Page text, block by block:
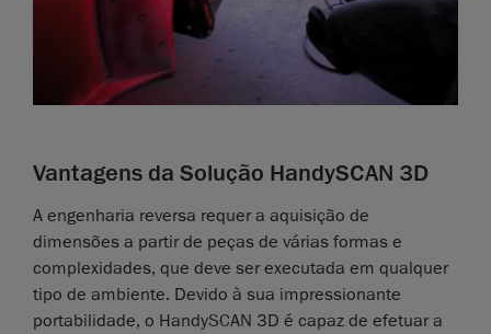
Vantagens da Solução HandySCAN 3D
A engenharia reversa requer a aquisição de
dimensões a partir de peças de várias formas e
complexidades, que deve ser executada em qualquer
tipo de ambiente. Devido à sua impressionante
portabilidade, o HandySCAN 3D é capaz de efetuar a